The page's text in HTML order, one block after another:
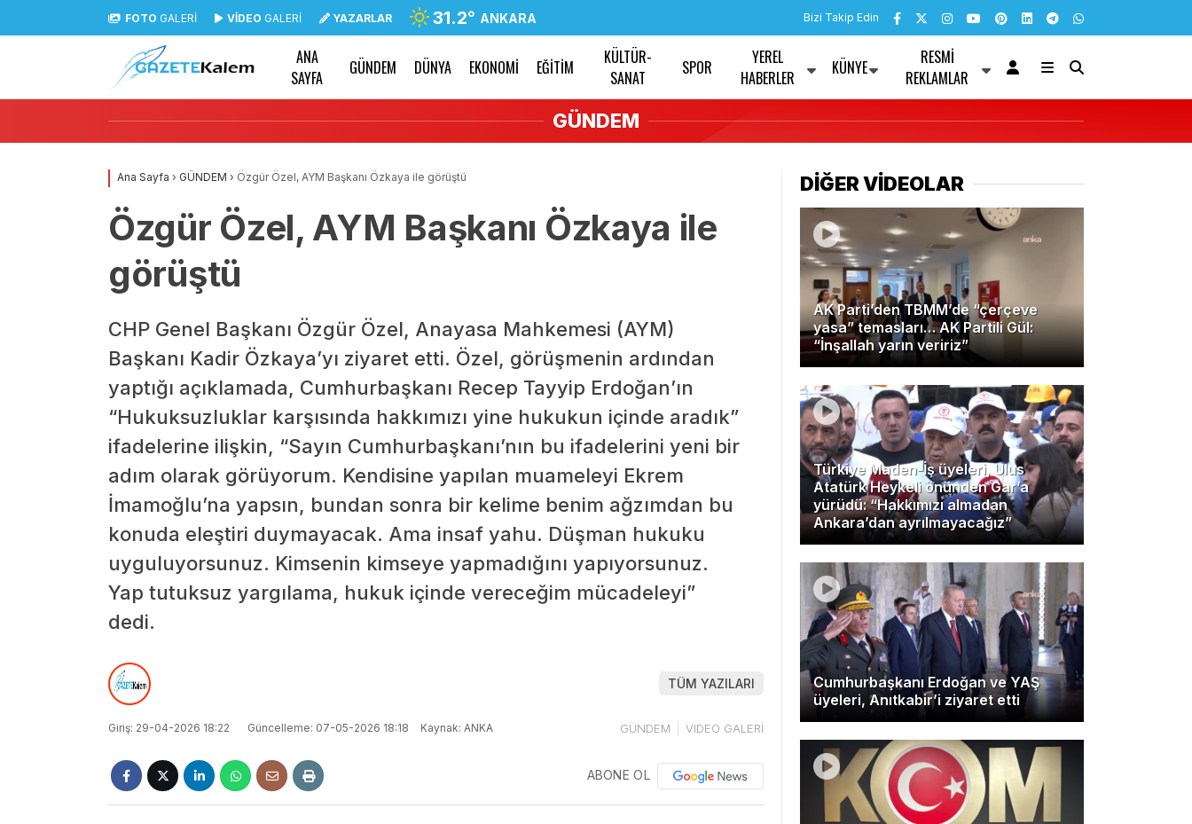
FOTO GALERİ VİDEO GALERİ YAZARLAR 31.2° ANKARA Bizi Takip Edin
ANA
SAYFA
GÜNDEM DÜNYA EKONOMİ EĞİTİM
KÜLTÜR-
SANAT
SPOR
YEREL
HABERLER
KÜNYE
RESMI
REKLAMLAR
GÜNDEM
Ana Sayfa › GÜNDEM › Özgür Özel, AYM Başkanı Özkaya ile görüştü
Özgür Özel, AYM Başkanı Özkaya ile
görüştü
CHP Genel Başkanı Özgür Özel, Anayasa Mahkemesi (AYM)
Başkanı Kadir Özkaya’yı ziyaret etti. Özel, görüşmenin ardından
yaptığı açıklamada, Cumhurbaşkanı Recep Tayyip Erdoğan’ın
“Hukuksuzluklar karşısında hakkımızı yine hukukun içinde aradık”
ifadelerine ilişkin, “Sayın Cumhurbaşkanı’nın bu ifadelerini yeni bir
adım olarak görüyorum. Kendisine yapılan muameleyi Ekrem
İmamoğlu’na yapsın, bundan sonra bir kelime benim ağzımdan bu
konuda eleştiri duymayacak. Ama insaf yahu. Düşman hukuku
uyguluyorsunuz. Kimsenin kimseye yapmadığını yapıyorsunuz.
Yap tutuksuz yargılama, hukuk içinde vereceğim mücadeleyi”
dedi.
TÜM YAZILARI
Giriş: 29-04-2026 18:22 Güncelleme: 07-05-2026 18:18 Kaynak: ANKA GÜNDEM VIDEO GALERİ
ABONE OL
DİĞER VİDEOLAR
AK Parti’den TBMM’de “çerçeve
yasa” temasları… AK Partili Gül:
“İnşallah yarın veririz”
Türkiye Maden-İş üyeleri, Ulus
Atatürk Heykeli önünden Gar’a
yürüdü: “Hakkımızı almadan
Ankara’dan ayrılmayacağız”
Cumhurbaşkanı Erdoğan ve YAŞ
üyeleri, Anıtkabir’i ziyaret etti